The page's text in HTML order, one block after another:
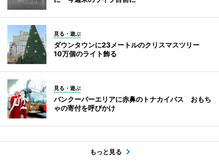
見る・遊ぶ
ダウンタウンに23メートルのクリスマスツリー
10万個のライト飾る
見る・遊ぶ
バンクーバーエリアに赤鼻のトナカイバス おもち
ゃの寄付を呼びかけ
もっと見る